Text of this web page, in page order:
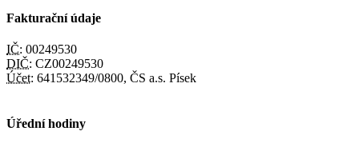
Fakturační údaje
IČ: 00249530
DIČ: CZ00249530
Účet: 641532349/0800, ČS a.s. Písek
Úřední hodiny